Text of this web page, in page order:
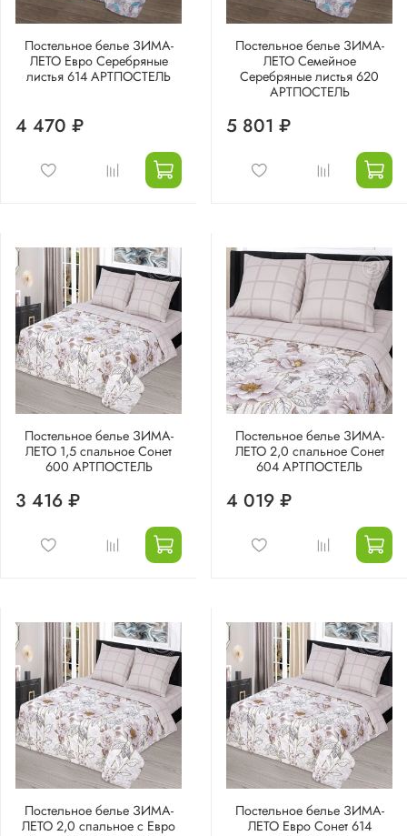
Постельное белье ЗИМА-
ЛЕТО Евро Серебряные
листья 614 АРТПОСТЕЛЬ
4 470 ₽
Постельное белье ЗИМА-
ЛЕТО Семейное
Серебряные листья 620
АРТПОСТЕЛЬ
5 801 ₽
Постельное белье ЗИМА-
ЛЕТО 1,5 спальное Сонет
600 АРТПОСТЕЛЬ
3 416 ₽
Постельное белье ЗИМА-
ЛЕТО 2,0 спальное Сонет
604 АРТПОСТЕЛЬ
4 019 ₽
Постельное белье ЗИМА-
ЛЕТО 2,0 спальное с Евро
Постельное белье ЗИМА-
ЛЕТО Евро Сонет 614